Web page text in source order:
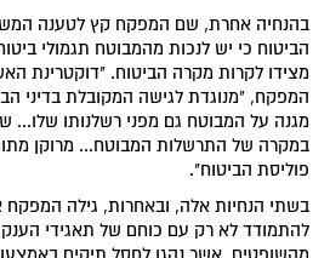
בהנחיה אחרת, שם המפקח קץ לטענה
הביטוח כי יש לנכות מהמבוטח תגמולי
מצידו לקרות מקרה הביטוח. "דוקטרינת
המפקח, "מנוגדת לגישה המקובלת בדיני
מגנה על המבוטח גם מפני רשלנותו שלו...
במקרה של התרשלות המבוטח... מרוקן
פוליסת הביטוח".
בשתי הנחיות אלה, ובאחרות, גילה המפקח
להתמודד לא רק עם כוחם של תאגידי